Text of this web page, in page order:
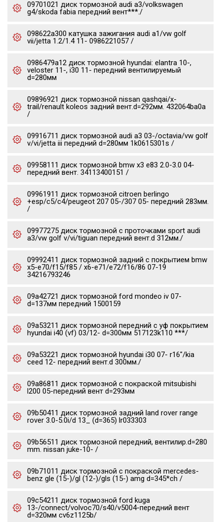
09701021 диск тормозной audi a3/volkswagen
g4/skoda fabia передний вент***./
098622a300 катушка зажигания audi a1/vw golf
vii/jetta 1.2/1.4 11- 0986221057 /
0986479a12 диск тормозной hyundai: elantra 10-,
veloster 11-, i30 11- передний вентилируемый
d=280мм
09896921 диск тормозной nissan qashqai/x-
trail/renault koleos задний вент.d=292мм. 432064ba0a
/
09916711 диск тормозной audi a3 03-/octavia/vw golf
v/vi/jetta iii передний d=280мм 1k0615301s /
09958111 диск тормозной bmw x3 e83 2.0-3.0 04-
передний вент. 34113400151 /
09961911 диск тормозной citroen berlingo
+esp/c5/c4/peugeot 207 05-/307 05- передний 283мм.
/
09977275 диск тормозной c проточками sport audi
a3/vw golf v/vi/tiguan передний вент.d 312мм./
09992411 диск тормозной задний с покрытием bmw
x5-e70/f15/f85 / x6-e71/e72/f16/86 07-19
34216793246
09a42721 диск тормозной ford mondeo iv 07-
d=137мм передний 1500159
09a53211 диск тормозной передний с уф покрытием
hyundai i40 (vf) 03/12- d=300мм 517123k110 ***/
09a53221 диск тормозной hyundai i30 07- r16"/kia
ceed 12- передний вент.d 300мм./
09a86811 диск тормозной с покраской mitsubishi
l200 05-передний вент d=293мм
09b50411 диск тормозной задний land rover range
rover 3.0-5.0i/d 13_ (d=365) lr033303
09b56511 диск тормозной передний, вентилир.d=280
mm. nissan juke-10- /
09b71011 диск тормозной с покраской mercedes-
benz gle (15-)/gl (12-)/gls (15-) amg d=345*ch /
09c54211 диск тормозной ford kuga
13-/connect/volvoc70/s40/v5004-передний вент
d=320мм cv6z1125b/